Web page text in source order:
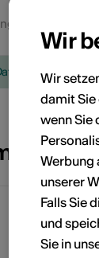
um die
Wir
Wir
damit Sie
wenn Sie
Werbung
unserer
Falls Sie
und
Sie in